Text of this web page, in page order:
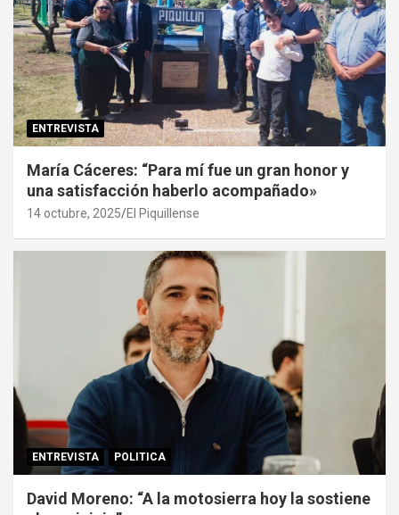
ENTREVISTA
María Cáceres: “Para mí fue un gran honor y
una satisfacción haberlo acompañado»
14 octubre, 2025 El Piquillense
ENTREVISTA POLITICA
David Moreno: “A la motosierra hoy la sostiene